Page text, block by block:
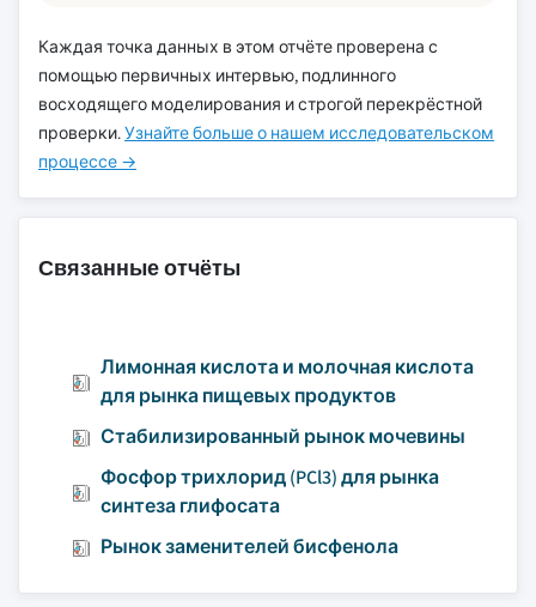
Каждая точка данных в этом отчёте проверена с
помощью первичных интервью, подлинного
восходящего моделирования и строгой перекрёстной
проверки.Узнайте больше о нашем исследовательском
процессе →
Связанные отчёты
Лимонная кислота и молочная кислота
для рынка пищевых продуктов
Стабилизированный рынок мочевины
Фосфор трихлорид (PCl3) для рынка
синтеза глифосата
Рынок заменителей бисфенола